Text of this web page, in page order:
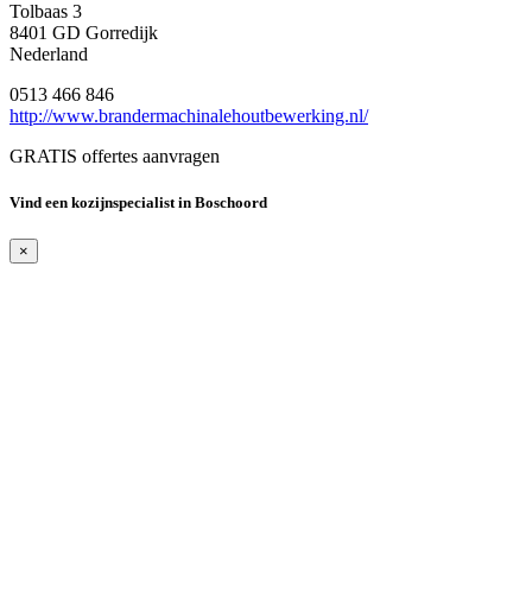
Tolbaas 3
8401 GD Gorredijk
Nederland
0513 466 846
http://www.brandermachinalehoutbewerking.nl/
GRATIS offertes aanvragen
Vind een kozijnspecialist in Boschoord
×